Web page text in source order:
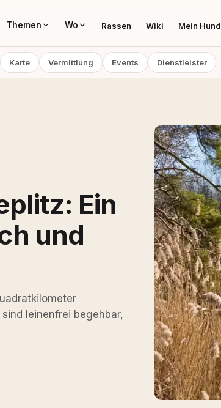
Themen Wo Rassen Wiki Mein Hund
Karte Vermittlung Events Dienstleister
Ein
und
leinenfrei begehbar,